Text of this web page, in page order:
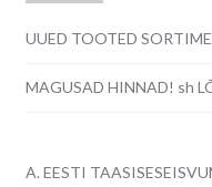
UUED TOOTED
MAGUSAD HINNAD! sh
A. EESTI